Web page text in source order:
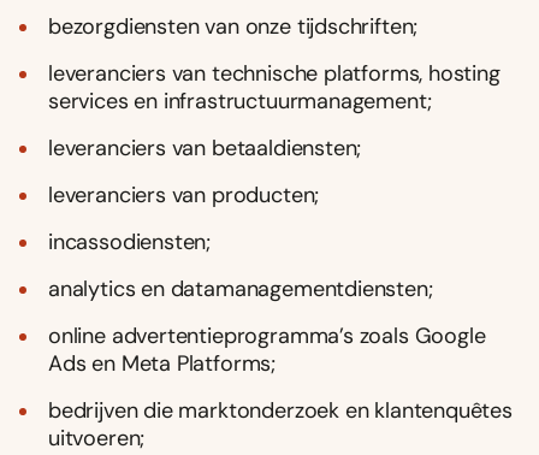
bezorgdiensten van onze tijdschriften;
leveranciers van technische platforms, hosting
services en infrastructuurmanagement;
leveranciers van betaaldiensten;
leveranciers van producten;
incassodiensten;
analytics en datamanagementdiensten;
online advertentieprogramma’s zoals Google
Ads en Meta Platforms;
bedrijven die marktonderzoek en klantenquêtes
uitvoeren;